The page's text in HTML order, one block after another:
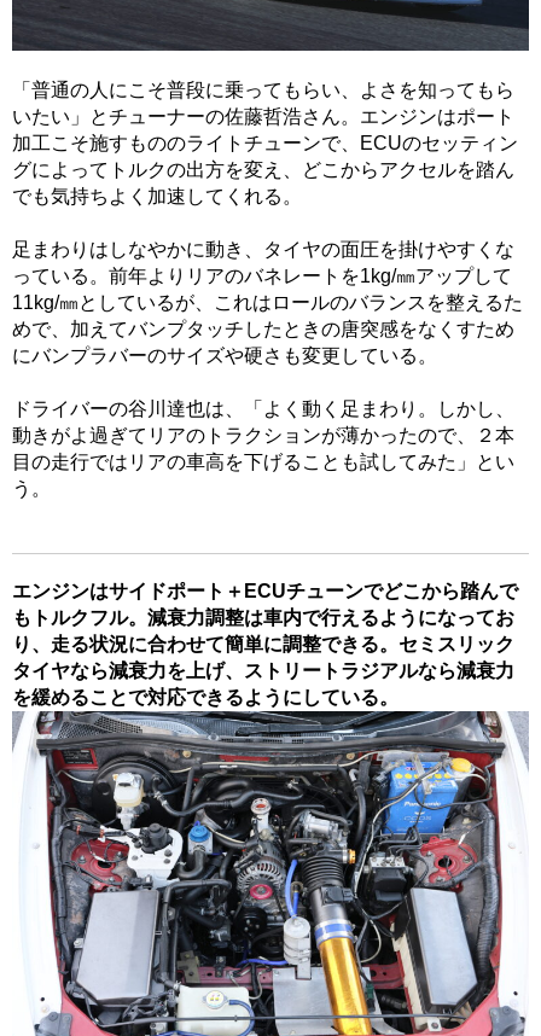
「普通の人にこそ普段に乗ってもらい、よさを知ってもら
いたい」とチューナーの佐藤哲浩さん。エンジンはポート
加工こそ施すもののライトチューンで、ECUのセッティン
グによってトルクの出方を変え、どこからアクセルを踏ん
でも気持ちよく加速してくれる。
足まわりはしなやかに動き、タイヤの面圧を掛けやすくな
っている。前年よりリアのバネレートを1kg/㎜アップして
11kg/㎜としているが、これはロールのバランスを整えるた
めで、加えてバンプタッチしたときの唐突感をなくすため
にバンプラバーのサイズや硬さも変更している。
ドライバーの谷川達也は、「よく動く足まわり。しかし、
動きがよ過ぎてリアのトラクションが薄かったので、２本
目の走行ではリアの車高を下げることも試してみた」とい
う。
エンジンはサイドポート＋ECUチューンでどこから踏んで
もトルクフル。減衰力調整は車内で行えるようになってお
り、走る状況に合わせて簡単に調整できる。セミスリック
タイヤなら減衰力を上げ、ストリートラジアルなら減衰力
を緩めることで対応できるようにしている。